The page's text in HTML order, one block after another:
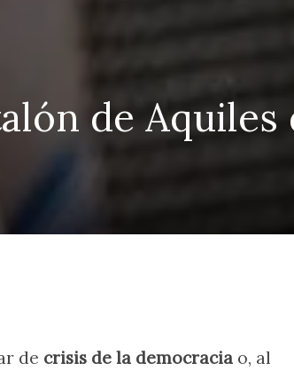
de Aquiles
de crisis de la democracia o, al